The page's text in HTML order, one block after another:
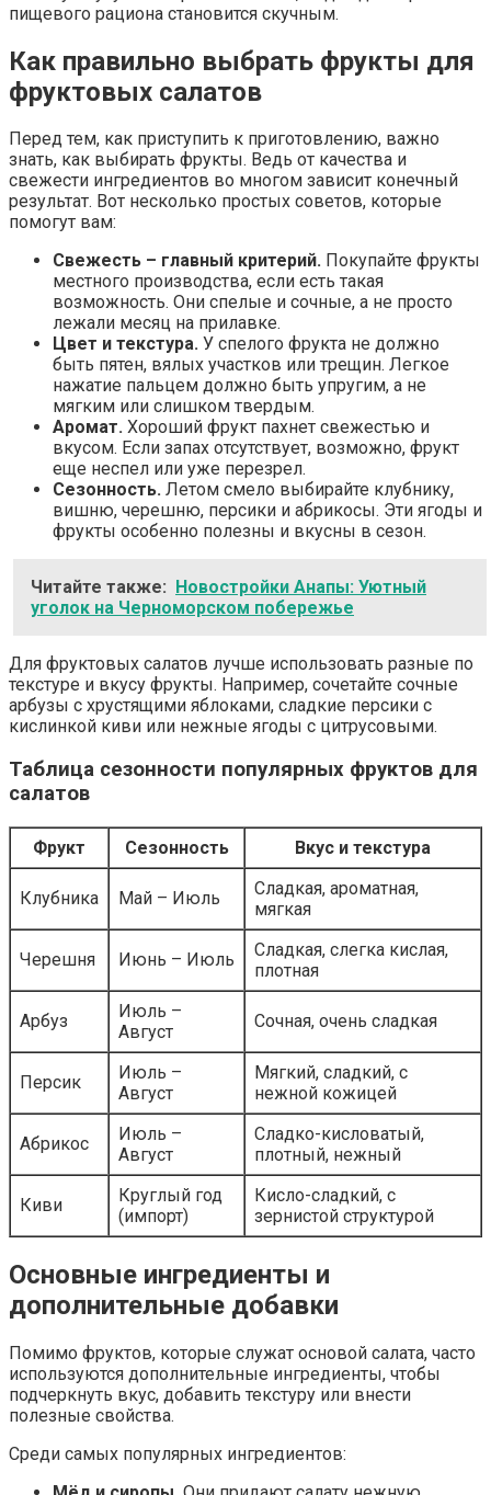
пищевого рациона становится скучным.
Как правильно выбрать фрукты для
фруктовых салатов
Перед тем, как приступить к приготовлению, важно
знать, как выбирать фрукты. Ведь от качества и
свежести ингредиентов во многом зависит конечный
результат. Вот несколько простых советов, которые
помогут вам:
Свежесть – главный критерий. Покупайте фрукты
местного производства, если есть такая
возможность. Они спелые и сочные, а не просто
лежали месяц на прилавке.
Цвет и текстура. У спелого фрукта не должно
быть пятен, вялых участков или трещин. Легкое
нажатие пальцем должно быть упругим, а не
мягким или слишком твердым.
Аромат. Хороший фрукт пахнет свежестью и
вкусом. Если запах отсутствует, возможно, фрукт
еще неспел или уже перезрел.
Сезонность. Летом смело выбирайте клубнику,
вишню, черешню, персики и абрикосы. Эти ягоды и
фрукты особенно полезны и вкусны в сезон.
Читайте также:
Новостройки Анапы: Уютный
уголок на Черноморском побережье
Для фруктовых салатов лучше использовать разные по
текстуре и вкусу фрукты. Например, сочетайте сочные
арбузы с хрустящими яблоками, сладкие персики с
кислинкой киви или нежные ягоды с цитрусовыми.
Таблица сезонности популярных фруктов для
салатов
Фрукт Сезонность Вкус и текстура
Клубника Май – Июль
Сладкая, ароматная,
мягкая
Черешня Июнь – Июль
Сладкая, слегка кислая,
плотная
Арбуз
Июль –
Август
Сочная, очень сладкая
Персик
Июль –
Август
Мягкий, сладкий, с
нежной кожицей
Абрикос
Июль –
Август
Сладко-кисловатый,
плотный, нежный
Киви
Круглый год
(импорт)
Кисло-сладкий, с
зернистой структурой
Основные ингредиенты и
дополнительные добавки
Помимо фруктов, которые служат основой салата, часто
используются дополнительные ингредиенты, чтобы
подчеркнуть вкус, добавить текстуру или внести
полезные свойства.
Среди самых популярных ингредиентов: